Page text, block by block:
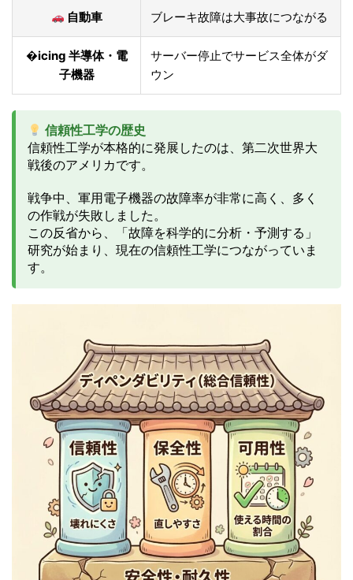
自動車 ブレーキ故障は大事故につながる
�icing 半導体・電
子機器
サーバー停止でサービス全体がダ
ウン
信頼性工学の歴史
信頼性工学が本格的に発展したのは、第二次世界大
戦後のアメリカです。
戦争中、軍用電子機器の故障率が非常に高く、多く
の作戦が失敗しました。
この反省から、「故障を科学的に分析・予測する」
研究が始まり、現在の信頼性工学につながっていま
す。